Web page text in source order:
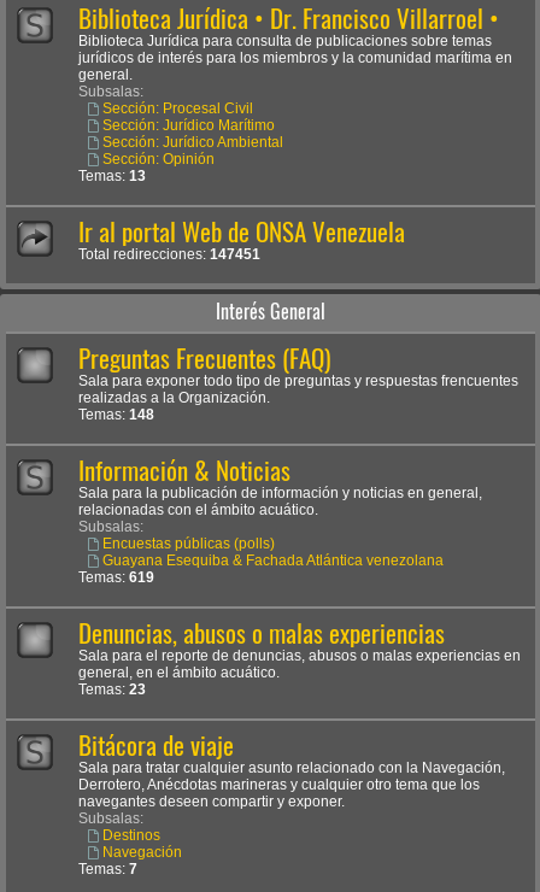
Biblioteca Jurídica • Dr. Francisco Villarroel •
Biblioteca Jurídica para consulta de publicaciones sobre temas
jurídicos de interés para los miembros y la comunidad marítima en
general.
Subsalas:
Sección: Procesal Civil
Sección: Jurídico Marítimo
Sección: Jurídico Ambiental
Sección: Opinión
Temas: 13
Ir al portal Web de ONSA Venezuela
Total redirecciones: 147451
Interés General
Preguntas Frecuentes (FAQ)
Sala para exponer todo tipo de preguntas y respuestas frencuentes
realizadas a la Organización.
Temas: 148
Información & Noticias
Sala para la publicación de información y noticias en general,
relacionadas con el ámbito acuático.
Subsalas:
Encuestas públicas (polls)
Guayana Esequiba & Fachada Atlántica venezolana
Temas: 619
Denuncias, abusos o malas experiencias
Sala para el reporte de denuncias, abusos o malas experiencias en
general, en el ámbito acuático.
Temas: 23
Bitácora de viaje
Sala para tratar cualquier asunto relacionado con la Navegación,
Derrotero, Anécdotas marineras y cualquier otro tema que los
navegantes deseen compartir y exponer.
Subsalas:
Destinos
Navegación
Temas: 7